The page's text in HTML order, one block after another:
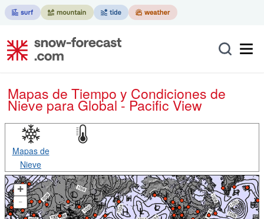
Mapas de Tiempo y Condiciones de
Nievepara Global - Pacific View
Mapas de
Nieve
+
-